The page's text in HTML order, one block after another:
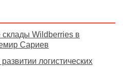
склады Wildberries в
Сариев
логистических